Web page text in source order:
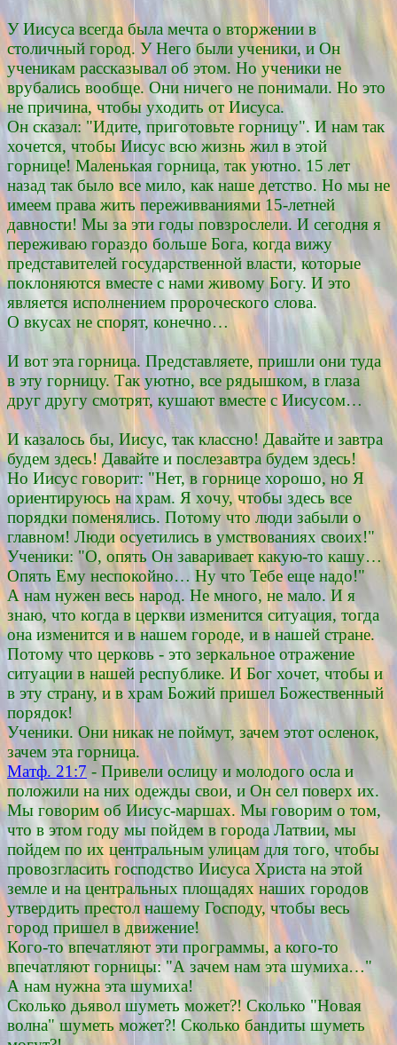
У Иисуса всегда была мечта о вторжении в
столичный город. У Него были ученики, и Он
ученикам рассказывал об этом. Но ученики не
врубались вообще. Они ничего не понимали. Но это
не причина, чтобы уходить от Иисуса.
Он сказал: "Идите, приготовьте горницу". И нам так
хочется, чтобы Иисус всю жизнь жил в этой
горнице! Маленькая горница, так уютно. 15 лет
назад так было все мило, как наше детство. Но мы не
имеем права жить переживваниями 15-летней
давности! Мы за эти годы повзрослели. И сегодня я
переживаю гораздо больше Бога, когда вижу
представителей государственной власти, которые
поклоняются вместе с нами живому Богу. И это
является исполнением пророческого слова.
О вкусах не спорят, конечно…
И вот эта горница. Представляете, пришли они туда
в эту горницу. Так уютно, все рядышком, в глаза
друг другу смотрят, кушают вместе с Иисусом…
И казалось бы, Иисус, так классно! Давайте и завтра
будем здесь! Давайте и послезавтра будем здесь!
Но Иисус говорит: "Нет, в горнице хорошо, но Я
ориентируюсь на храм. Я хочу, чтобы здесь все
порядки поменялись. Потому что люди забыли о
главном! Люди осуетились в умствованиях своих!"
Ученики: "О, опять Он заваривает какую-то кашу…
Опять Ему неспокойно… Ну что Тебе еще надо!"
А нам нужен весь народ. Не много, не мало. И я
знаю, что когда в церкви изменится ситуация, тогда
она изменится и в нашем городе, и в нашей стране.
Потому что церковь - это зеркальное отражение
ситуации в нашей республике. И Бог хочет, чтобы и
в эту страну, и в храм Божий пришел Божественный
порядок!
Ученики. Они никак не поймут, зачем этот осленок,
зачем эта горница.
Матф. 21:7 - Привели ослицу и молодого осла и
положили на них одежды свои, и Он сел поверх их.
Мы говорим об Иисус-маршах. Мы говорим о том,
что в этом году мы пойдем в города Латвии, мы
пойдем по их центральным улицам для того, чтобы
провозгласить господство Иисуса Христа на этой
земле и на центральных площадях наших городов
утвердить престол нашему Господу, чтобы весь
город пришел в движение!
Кого-то впечатляют эти программы, а кого-то
впечатляют горницы: "А зачем нам эта шумиха…"
А нам нужна эта шумиха!
Сколько дьявол шуметь может?! Сколько "Новая
волна" шуметь может?! Сколько бандиты шуметь